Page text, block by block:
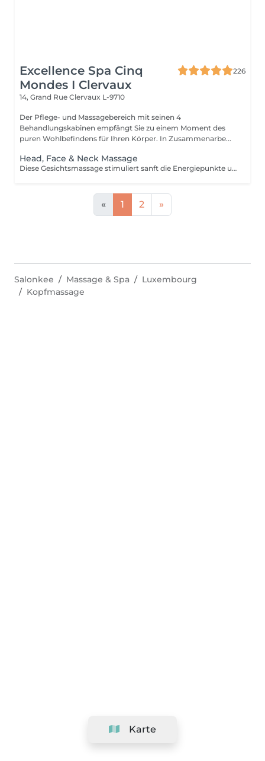
Excellence Spa Cinq
Mondes I Clervaux
226
14, Grand Rue Clervaux L-9710
Der Pflege- und Massagebereich mit seinen 4
Behandlungskabinen empfängt Sie zu einem Moment des
puren Wohlbefindens für Ihren Körper. In Zusammenarbe...
Head, Face & Neck Massage
Diese Gesichtsmassage stimuliert sanft die Energiepunkte und entspannt die Gesichtsmuskulatur. Diese Massage löst Verspannungen im Nacken und schenkt Ihnen ein Gefühl von tiefer Entspannung und innerer Balance. Die Dauer der Behandlung (30min) umfasst die Installation und die integrierte Entspannungsphase (10 Min.).
« 1 2 »
Karte
Salonkee Massage & Spa
Luxembourg
Kopfmassage